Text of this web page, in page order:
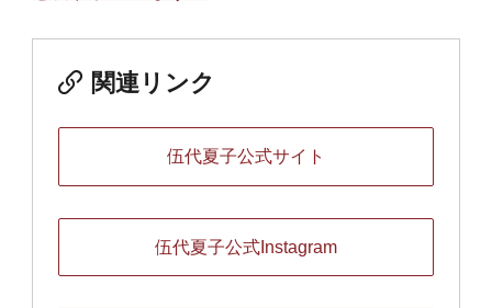
関連リンク
伍代夏子公式サイト
伍代夏子公式Instagram